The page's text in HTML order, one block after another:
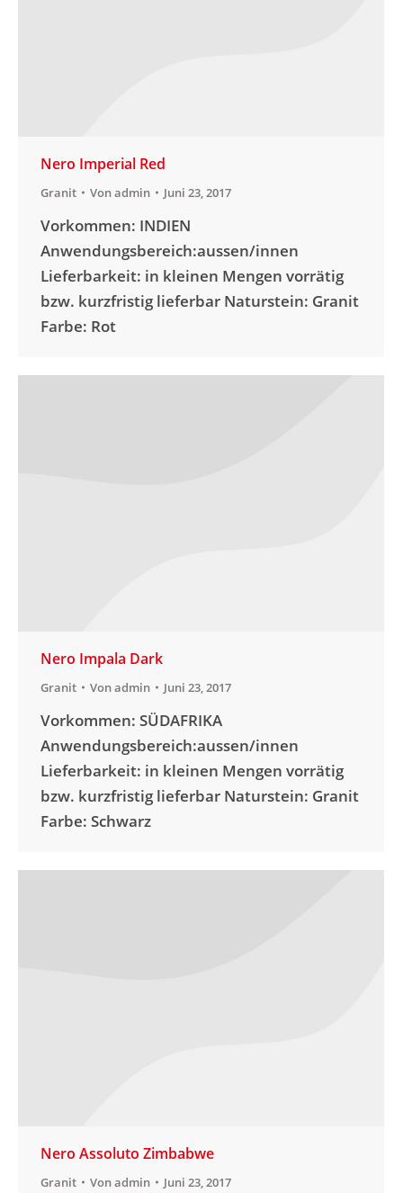
Nero Imperial Red
Granit Vonadmin Juni 23, 2017
Vorkommen: INDIEN
Anwendungsbereich:aussen/innen
Lieferbarkeit: in kleinen Mengen vorrätig
bzw. kurzfristig lieferbar Naturstein: Granit
Farbe: Rot
Nero Impala Dark
Granit Vonadmin Juni 23, 2017
Vorkommen: SÜDAFRIKA
Anwendungsbereich:aussen/innen
Lieferbarkeit: in kleinen Mengen vorrätig
bzw. kurzfristig lieferbar Naturstein: Granit
Farbe: Schwarz
Nero Assoluto Zimbabwe
Granit Vonadmin Juni 23, 2017